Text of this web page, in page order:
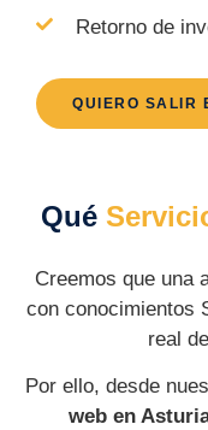
Retorno de
QUIERO SALIR
Qué
Creemos que una
con conocimientos
real
Por ello, desde
web en